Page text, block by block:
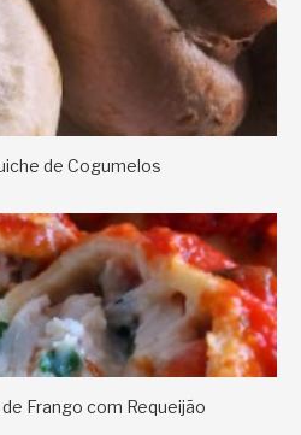
de Cogumelos
Frango com Requeijão